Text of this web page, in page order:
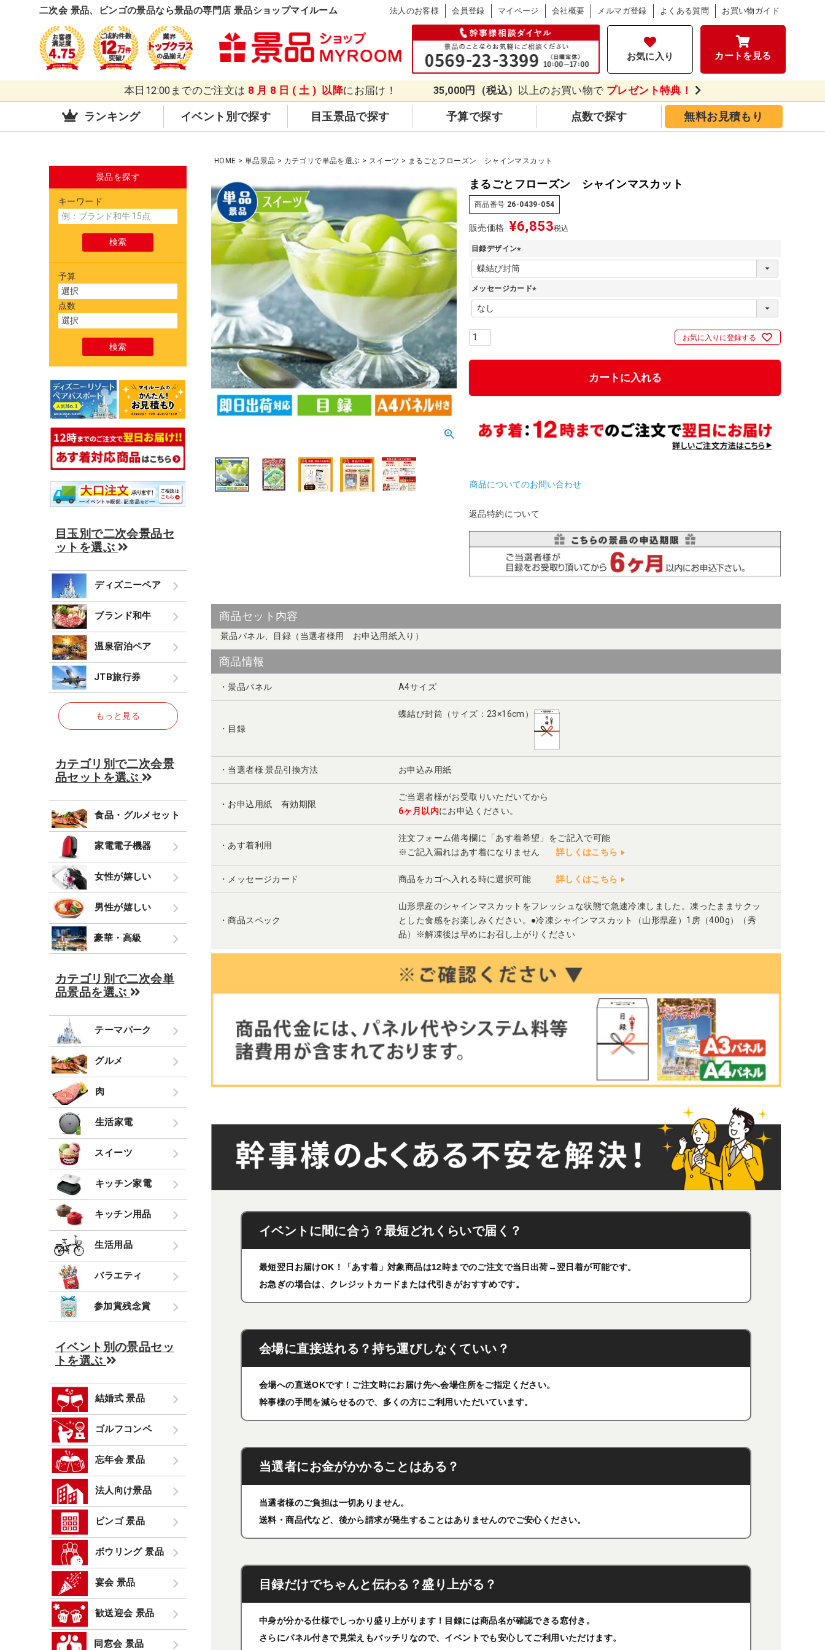
二次会 景品、ビンゴの景品なら景品の専門店 景品ショップマイルーム 法人のお客様 会員登録 マイページ 会社概要 メルマガ登録 よくある質問 お買い物ガイド
お気に入り カートを見る
本日12:00までのご注文は 8月8日(土) 以降にお届け！ 35,000円（税込） 以上のお買い物で プレゼント特典！
ランキング イベント別で探す 目玉景品で探す 予算で探す 点数で探す 無料お見積もり
景品を探す
キーワード
予算
点数
目玉別で二次会景品セ
ットを選ぶ
ディズニーペア
ブランド和牛
温泉宿泊ペア
JTB旅行券
もっと見る
カテゴリ別で二次会景
品セットを選ぶ
食品・グルメセット
家電電子機器
女性が嬉しい
男性が嬉しい
豪華・高級
カテゴリ別で二次会単
品景品を選ぶ
テーマパーク
グルメ
肉
生活家電
スイーツ
キッチン家電
キッチン用品
生活用品
バラエティ
参加賞残念賞
イベント別の景品セッ
トを選ぶ
結婚式 景品
ゴルフコンペ
忘年会 景品
法人向け景品
ビンゴ 景品
ボウリング 景品
宴会 景品
歓送迎会 景品
同窓会 景品
HOME 単品景品 カテゴリで単品を選ぶ スイーツ まるごとフローズン シャインマスカット
まるごとフローズン シャインマスカット
商品番号 26-0439-054
販売価格 ¥6,853税込
目録デザイン
(
必
須
)
メッセージカード
必
お気に入りに登録する
カートに入れる
商品についてのお問い合わせ
返品特約について
商品セット内容
景品パネル、目録（当選者様用 お申込用紙入り）
商品情報
・景品パネル A4サイズ
・目録
蝶結び封筒（サイズ：23×16cm）
・当選者様 景品引換方法 お申込み用紙
・お申込用紙 有効期限
ご当選者様がお受取りいただいてから
6ヶ月以内にお申込ください。
・あす着利用
注文フォーム備考欄に「あす着希望」をご記入で可能
※ご記入漏れはあす着になりません
詳しくはこちら
・メッセージカード 商品をカゴへ入れる時に選択可能 詳しくはこちら
・商品スペック
山形県産のシャインマスカットをフレッシュな状態で急速冷凍しました。凍ったままサクッ
とした食感をお楽しみください。●冷凍シャインマスカット（山形県産）1房（400g）（秀
品）※解凍後は早めにお召し上がりください
イベントに間に合う？最短どれくらいで届く？
最短翌日お届けOK！「あす着」対象商品は12時までのご注文で当日出荷→翌日着が可能です。
お急ぎの場合は、クレジットカードまたは代引きがおすすめです。
会場に直接送れる？持ち運びしなくていい？
会場への直送OKです！ご注文時にお届け先へ会場住所をご指定ください。
幹事様の手間を減らせるので、多くの方にご利用いただいています。
当選者にお金がかかることはある？
当選者様のご負担は一切ありません。
送料・商品代など、後から請求が発生することはありませんのでご安心ください。
目録だけでちゃんと伝わる？盛り上がる？
中身が分かる仕様でしっかり盛り上がります！目録には商品名が確認できる窓付き。
さらにパネル付きで見栄えもバッチリなので、イベントでも安心してご利用いただけます。